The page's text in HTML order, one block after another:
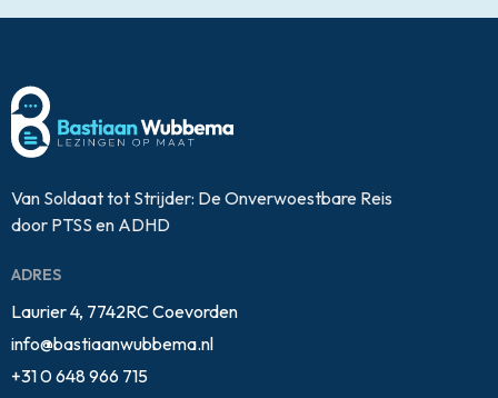
Van Soldaat tot Strijder: De Onverwoestbare Reis
door PTSS en ADHD
ADRES
Laurier 4, 7742RC Coevorden
info@bastiaanwubbema.nl
+31 0 648 966 715